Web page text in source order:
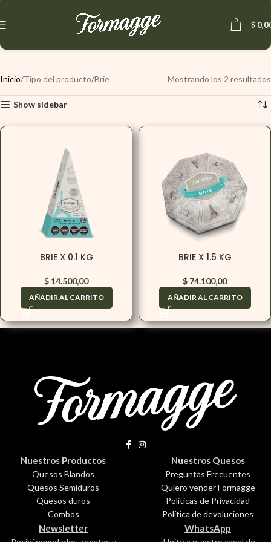
0 $
Inicio Tipo del producto Brie Mostrando los 2 resultados
Show sidebar
BRIE X 0.1 KG
$ 14.500,00
AÑADIR AL CARRITO
BRIE X 1.5 KG
$ 74.100,00
AÑADIR AL CARRITO
Nuestros Productos
Quesos Blandos
Quesos Semiduros
Quesos duros
Combos
Nuestros Quesos
Preguntas Frecuentes
Quiero vender Formagge
Políticas de Privacidad
Política de devoluciones
Newsletter WhatsApp